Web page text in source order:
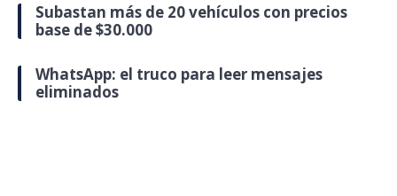
Subastan más de 20 vehículos con precios
base de $30.000
WhatsApp: el truco para leer mensajes
eliminados